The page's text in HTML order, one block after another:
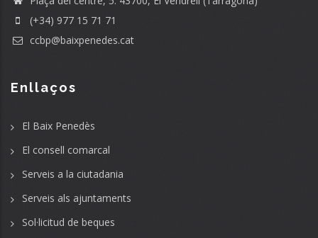
(+34) 977 15 71 71
ccbp@baixpenedes.cat
Enllaços
El Baix Penedès
El consell comarcal
Serveis a la ciutadania
Serveis als ajuntaments
Sol·licitud de beques